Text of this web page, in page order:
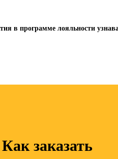
в программе лояльности
Как заказать